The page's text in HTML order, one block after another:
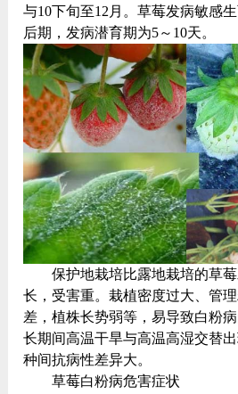
与10下旬至12月。草莓发病敏感
后期，发病潜育期为5～10天。
保护地栽培比露地栽培的草
长，受害重。栽植密度过大、管
差，植株长势弱等，易导致白粉
长期间高温干旱与高温高湿交替
种间抗病性差异大。
草莓白粉病危害症状